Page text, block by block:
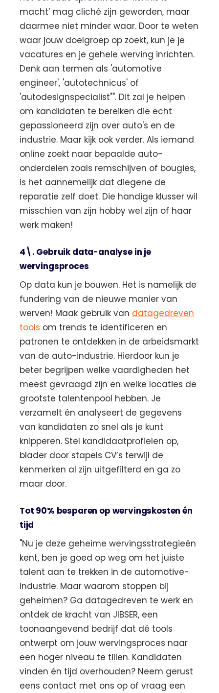
macht’ mag cliché zijn geworden, maar
daarmee niet minder waar. Door te weten
waar jouw doelgroep op zoekt, kun je je
vacatures en je gehele werving inrichten.
Denk aan termen als 'automotive
engineer', 'autotechnicus' of
'autodesignspecialist"". Dit zal je helpen
om kandidaten te bereiken die echt
gepassioneerd zijn over auto's en de
industrie. Maar kijk ook verder. Als iemand
online zoekt naar bepaalde auto-
onderdelen zoals remschijven of bougies,
is het aannemelijk dat diegene de
reparatie zelf doet. Die handige klusser wil
misschien van zijn hobby wel zijn of haar
werk maken!
4\. Gebruik data-analyse in je
wervingsproces
Op data kun je bouwen. Het is namelijk de
fundering van de nieuwe manier van
werven! Maak gebruik van datagedreven
tools om trends te identificeren en
patronen te ontdekken in de arbeidsmarkt
van de auto-industrie. Hierdoor kun je
beter begrijpen welke vaardigheden het
meest gevraagd zijn en welke locaties de
grootste talentenpool hebben. Je
verzamelt én analyseert de gegevens
van kandidaten zo snel als je kunt
knipperen. Stel kandidaatprofielen op,
blader door stapels CV’s terwijl de
kenmerken al zijn uitgefilterd en ga zo
maar door.
Tot 90% besparen op wervingskosten én
tijd
"Nu je deze geheime wervingsstrategieën
kent, ben je goed op weg om het juiste
talent aan te trekken in de automotive-
industrie. Maar waarom stoppen bij
geheimen? Ga datagedreven te werk en
ontdek de kracht van JIBSER, een
toonaangevend bedrijf dat dé tools
ontwerpt om jouw wervingsproces naar
een hoger niveau te tillen. Kandidaten
vinden én tijd overhouden? Neem gerust
eens contact met ons op of vraag een